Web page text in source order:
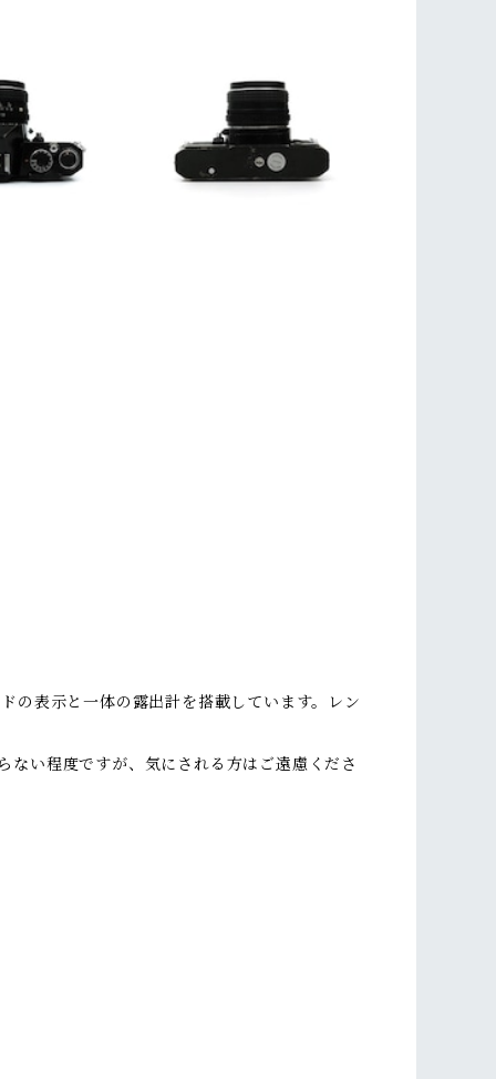
の表示と一体の露出計を搭載しています。レン
ない程度ですが、気にされる方はご遠慮くださ